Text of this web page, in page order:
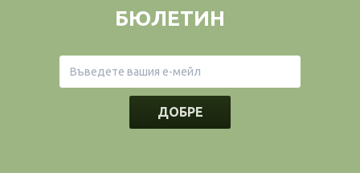
БЮЛЕТИН
ДОБРЕ